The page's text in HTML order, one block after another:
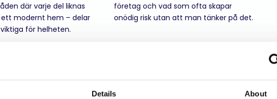
Details About
där varje del liknas
ett modernt hem – delar
för helheten.
företag och vad som ofta skapar
onödig risk utan att man tänker på det.